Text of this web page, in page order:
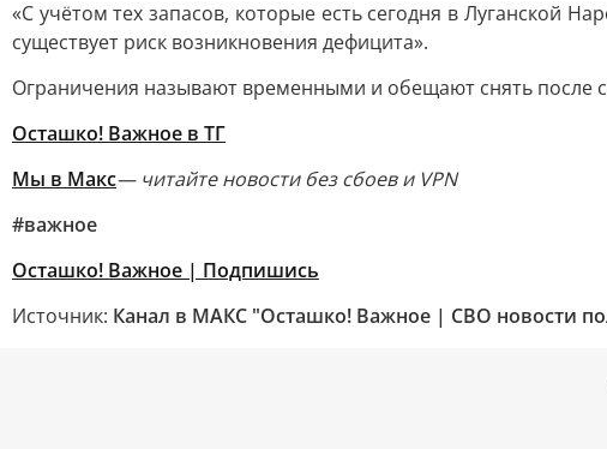
«С учётом тех запасов, которые есть сегодня в Луганской
существует риск возникновения дефицита».
Ограничения называют временными и обещают снять после
Осташко! Важное в ТГ
Мы в Макс— читайте новости без сбоев и VPN
#важное
Осташко! Важное | Подпишись
Источник: Канал в МАКС "Осташко! Важное | СВО новости